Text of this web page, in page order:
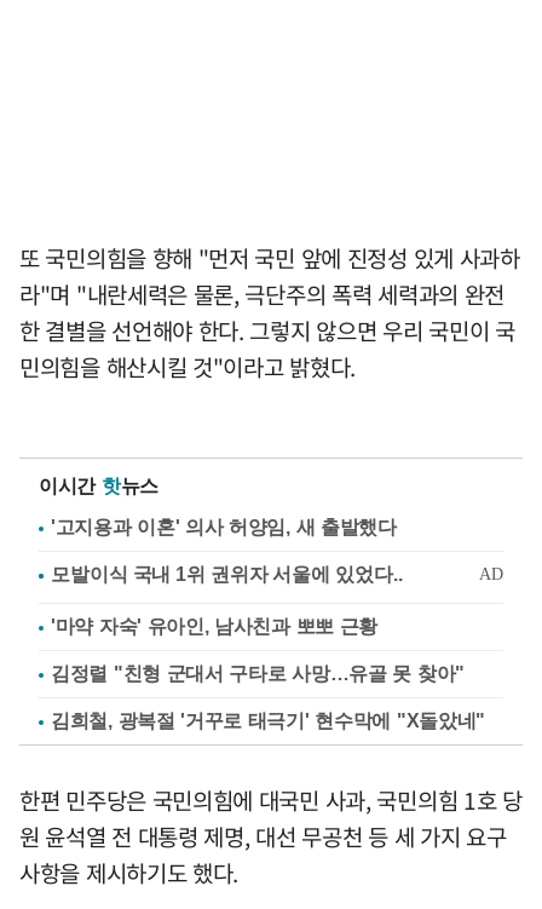
또 국민의힘을 향해 "먼저 국민 앞에 진정성 있게 사과하
라"며 "내란세력은 물론, 극단주의 폭력 세력과의 완전
한 결별을 선언해야 한다. 그렇지 않으면 우리 국민이 국
민의힘을 해산시킬 것"이라고 밝혔다.
이시간 핫뉴스
'고지용과 이혼' 의사 허양임, 새 출발했다
'마약 자숙' 유아인, 남사친과 뽀뽀 근황
김정렬 "친형 군대서 구타로 사망…유골 못 찾아"
김희철, 광복절 '거꾸로 태극기' 현수막에 "X돌았네"
한편 민주당은 국민의힘에 대국민 사과, 국민의힘 1호 당
원 윤석열 전 대통령 제명, 대선 무공천 등 세 가지 요구
사항을 제시하기도 했다.